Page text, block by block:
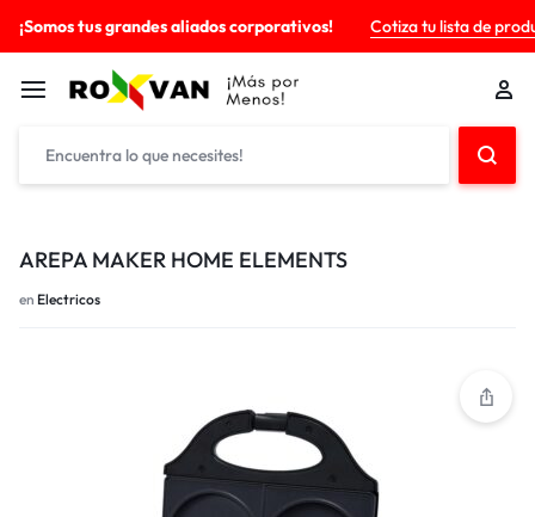
¡Somos tus grandes aliados corporativos! Cotiza tu lista de
AREPA MAKER HOME ELEMENTS
en Electricos